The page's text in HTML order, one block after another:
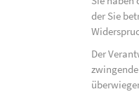
der Sie
Der